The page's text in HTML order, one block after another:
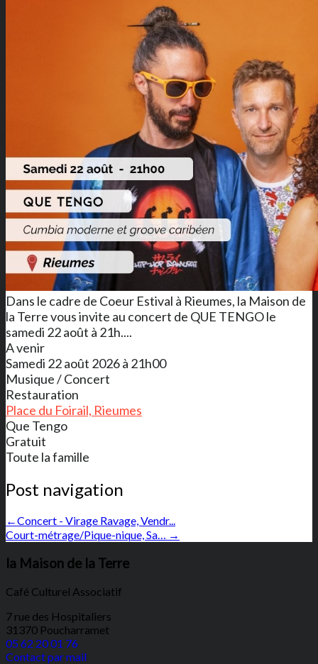
Dans le cadre de Coeur Estival à Rieumes, la Maison de
la Terre vous invite au concert de QUE TENGO le
samedi 22 août à 21h....
A venir
Samedi 22 août 2026 à 21h00
Musique / Concert
Restauration
Place du Foirail, Rieumes
Que Tengo
Gratuit
Toute la famille
Post navigation
←Concert - Virage Ravage, Vendr...
Court-métrage/Pique-nique, Sa… →
la Maison de la Terre
Café Culturel Associatif
7 rue des Hospitaliers
31370 Poucharramet
05 62 20 01 76
Contact par mail